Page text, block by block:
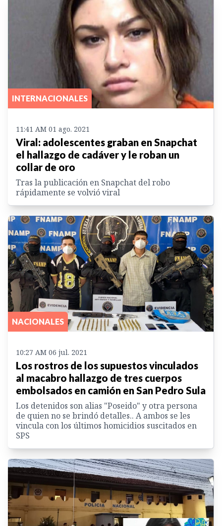
INTERNACIONALES
11:41 AM 01 ago. 2021
Viral: adolescentes graban en Snapchat
el hallazgo de cadáver y le roban un
collar de oro
Tras la publicación en Snapchat del robo
rápidamente se volvió viral
NACIONALES
10:27 AM 06 jul. 2021
Los rostros de los supuestos vinculados
al macabro hallazgo de tres cuerpos
embolsados en camión en San Pedro Sula
Los detenidos son alias "Poseido" y otra persona
de quien no se brindó detalles.. A ambos se les
vincula con los últimos homicidios suscitados en
SPS